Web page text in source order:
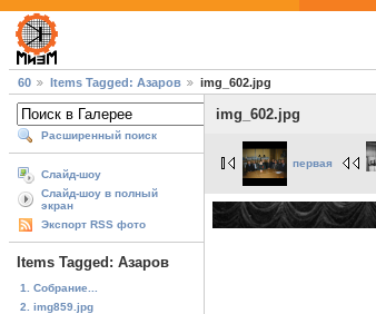
60 Items Tagged: Азаров img_602.jpg
Расширенный поиск
Слайд-шоу
Слайд-шоу в полный
экран
Экспорт RSS фото
Items Tagged: Азаров
1. Собрание...
2. img859.jpg
img_602.jpg
первая